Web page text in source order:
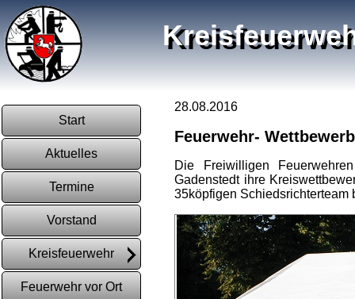
Start
Aktuelles
Termine
Vorstand
Kreisfeuerwehr
Feuerwehr vor Ort
28.08.2016
Feuerwehr-
Die Freiwilligen
Gadenstedt ihre
35köpfigen Schiedsrichterteam